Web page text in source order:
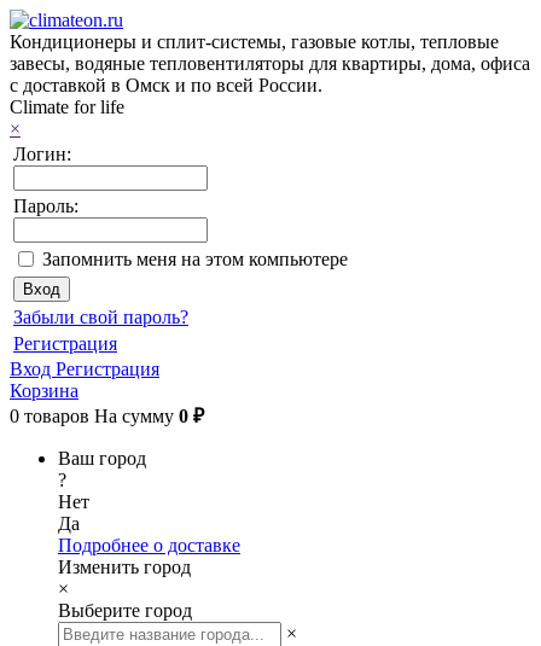
Кондиционеры и сплит-системы, газовые котлы, тепловые
завесы, водяные тепловентиляторы для квартиры, дома, офиса
с доставкой в Омск и по всей России.
Climate for life
×
Логин:
Пароль:
Запомнить меня на этом компьютере
Забыли свой пароль?
Регистрация
Вход Регистрация
Корзина
0 товаров На сумму 0 ₽
Ваш город
?
Нет
Да
Подробнее о доставке
Изменить город
×
Выберите город
×